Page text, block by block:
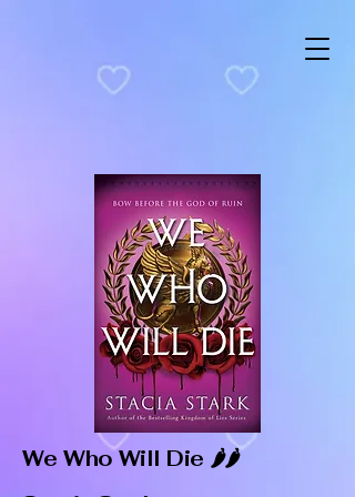
We Who Will Die 🌶️🌶️